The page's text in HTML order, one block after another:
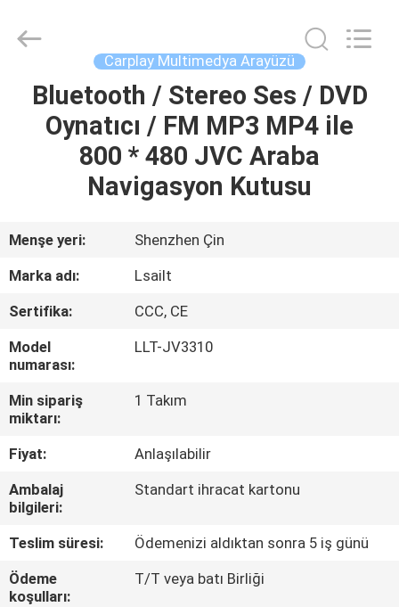
ÜRÜN:%
VİDEOLAR
FABRIKA
KALITE
KONTROL
ILETIŞIME
GEÇIN
Electron
Co.,Ltd.
Reserved.
Carplay Multimedya Arayüzü
Bluetooth / Stereo Ses / DVD
Oynatıcı / FM MP3 MP4 ile
800 * 480 JVC Araba
Navigasyon Kutusu
Menşe yeri:
Shenzhen Çin
Marka adı:
Lsailt
Sertifika:
CCC, CE
Model
numarası:
LLT-JV3310
Min sipariş
miktarı:
1 Takım
Fiyat:
Anlaşılabilir
Ambalaj
bilgileri:
Standart ihracat kartonu
Teslim süresi:
Ödemenizi aldıktan sonra 5 iş günü
Ödeme
koşulları:
T/T veya batı Birliği